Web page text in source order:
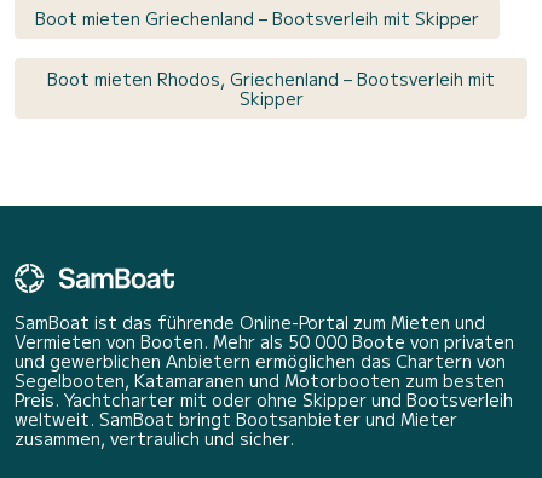
Boot mieten Griechenland – Bootsverleih mit Skipper
Boot mieten Rhodos, Griechenland – Bootsverleih mit
Skipper
SamBoat ist das führende Online-Portal zum Mieten und
Vermieten von Booten. Mehr als 50 000 Boote von privaten
und gewerblichen Anbietern ermöglichen das Chartern von
Segelbooten, Katamaranen und Motorbooten zum besten
Preis. Yachtcharter mit oder ohne Skipper und Bootsverleih
weltweit. SamBoat bringt Bootsanbieter und Mieter
zusammen, vertraulich und sicher.